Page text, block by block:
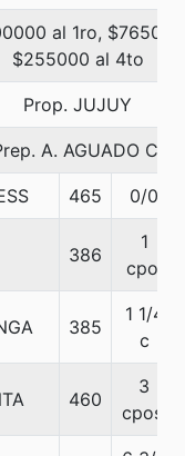
al 1ro,
$255000 al 4to
Prop. JUJUY
A. AGUADO C.
465 0/0
386
1
cpo.
385
1 1/4
c
460
3
cpos.